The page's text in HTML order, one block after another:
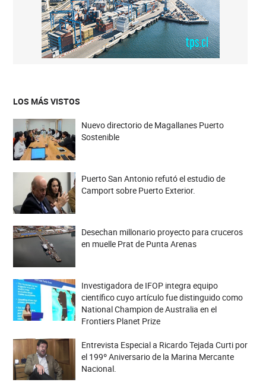
LOS MÁS VISTOS
Nuevo directorio de Magallanes Puerto
Sostenible
Puerto San Antonio refutó el estudio de
Camport sobre Puerto Exterior.
Desechan millonario proyecto para cruceros
en muelle Prat de Punta Arenas
Investigadora de IFOP integra equipo
científico cuyo artículo fue distinguido como
National Champion de Australia en el
Frontiers Planet Prize
Entrevista Especial a Ricardo Tejada Curti por
el 199º Aniversario de la Marina Mercante
Nacional.